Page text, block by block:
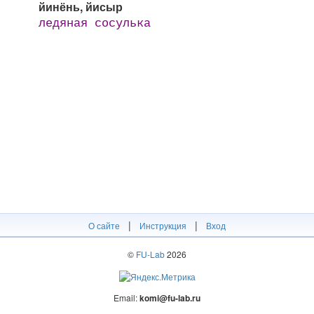
йинёнь, йисыр
ледяная сосулька
О сайте | Инструкция | Вход
© FU-Lab2026
Email:komi@fu-lab.ru